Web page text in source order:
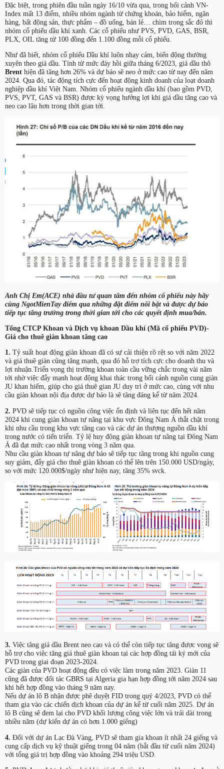
Đặc biệt, trong phiên đầu tuần ngày 16/10 vừa qua, trong bối cảnh VN-
Index mất 13 điểm, nhiều nhóm ngành từ chứng khoán, bảo hiểm, ngân
hàng, bất động sản, thực phẩm – đồ uống, bán lẻ… chìm trong sắc đỏ thì
nhóm cổ phiếu dầu khí xanh. Các cổ phiếu như PVS, PVD, GAS, BSR,
PLX, OIL tăng từ 100 đồng đến 1.100 đồng mỗi cổ phiếu.
Như đã biết, nhóm cổ phiếu Dầu khí luôn nhạy cảm, biến động thường
xuyên theo giá dầu. Tính từ mức đáy hồi giữa tháng 6/2023, giá dầu thô
Brent hiện đã tăng hơn 26% và dự báo sẽ neo ở mức cao từ nay đến năm
2024. Qua đó, tác động tích cực đến hoạt động kinh doanh của loạt doanh
nghiệp dầu khí Việt Nam. Nhóm cổ phiếu ngành dầu khí (bao gồm PVD,
PVS, PVT, GAS và BSR) được kỳ vọng hưởng lợi khi giá dầu tăng cao và
neo cao lâu hơn trong thời gian tới.
Anh Chị Em(ACE) nhà đầu tư quan tâm đến nhóm cổ phiếu này hãy
cùng NgotMienTayđiểm qua những đặt điểm nổi bật và được dự báo
tiếp tục tăng trưởng trong thời gian tới cho các quyết định mua/bán.
Tổng CTCP Khoan và Dịch vụ khoan Dầu khí (Mã cổ phiếu PVD)-
Giá cho thuê giàn khoan tăng cao
1. Tỷ suất hoạt động giàn khoan đã có sự cải thiện rõ rệt so với năm 2022
và giá thuê giàn cũng tăng mạnh, qua đó hỗ trợ tích cực cho doanh thu và
lợi nhuận.Triển vọng thị trường khoan toàn cầu vững chắc trong vài năm
tới nhờ việc đẩy mạnh hoạt động khai thác trong bối cảnh nguồn cung giàn
JU khan hiếm, giúp cho giá thuê gian JU duy trì ở mức cao, cùng với nhu
cầu giàn khoan nội địa được dự báo là sẽ tăng đáng kể từ năm 2024.
2. PVD sẽ tiếp tục có nguồn công việc ổn định và liên tục đến hết năm
2024 khi cung giàn khoan tự nâng tại khu vực Đông Nam Á thắt chặt trong
khi nhu cầu trong khu vực tăng cao và các dự án thượng nguồn dầu khí
trong nước có tiến triển. Tỷ lệ huy động giàn khoan tự nâng tại Đông Nam
Á đã đạt mức cao nhất trong vòng 3 năm qua.
Nhu cầu giàn khoan tự nâng dự báo sẽ tiếp tục tăng trong khi nguồn cung
suy giảm, đẩy giá cho thuê giàn khoan có thể lên trên 150.000 USD/ngày,
so với mức 120.000$/ngày như hiện nay, tăng 35% svck.
3. Việc tăng giá dầu Brent neo cao và có thể còn tiếp tục tăng được vọng sẽ
hỗ trợ cho việc tăng giá thuê giàn khoan tại các hợp đồng tái ký mới của
PVD trong giai đoạn 2023-2024.
Các giàn của PVD hoạt động đều có việc làm trong năm 2023. Giàn 11
cũng đã được đối tác GBRS tại Algeria gia hạn hợp đồng tới năm 2024 sau
khi hết hợp đồng vào tháng 9 năm nay.
Nếu dự án lô B nhận được phê duyệt FID trong quý 4/2023, PVD có thể
tham gia vào các chiến dịch khoan của dự án kể từ cuối năm 2025. Dự án
lô B cũng sẽ đem lại cho PVD khối lượng công việc lớn và trải dài trong
nhiều năm (dự kiến dự án có hơn 1.000 giếng)
4. Đối với dự án Lạc Đà Vàng, PVD sẽ tham gia khoan ít nhất 24 giếng và
cung cấp dịch vụ kỹ thuật giếng trong 04 năm (bắt đầu từ cuối năm 2024)
với tổng giá trị hợp đồng vào khoảng 294 triệu USD.